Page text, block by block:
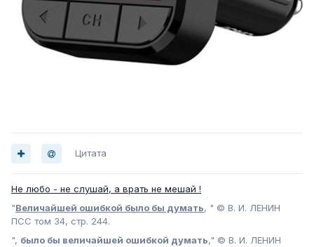
Цитата
Не любо - не слушай, а врать не мешай !
"Величайшей ошибкой было бы думать, " © В. И. ЛЕНИН
ПСС том 34, стр. 244.
", было бы величайшей ошибкой думать," © В. И. ЛЕНИН